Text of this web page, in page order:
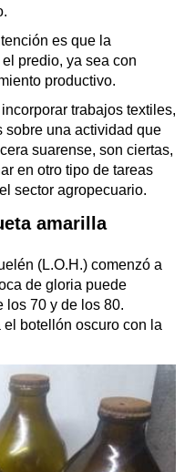
es que la
predio, ya sea con
productivo.
trabajos textiles,
sobre una actividad que
suarense, son ciertas,
en otro tipo de tareas
sector agropecuario.
amarilla
(L.O.H.) comenzó a
de gloria puede
los 70 y de los 80.
botellón oscuro con la